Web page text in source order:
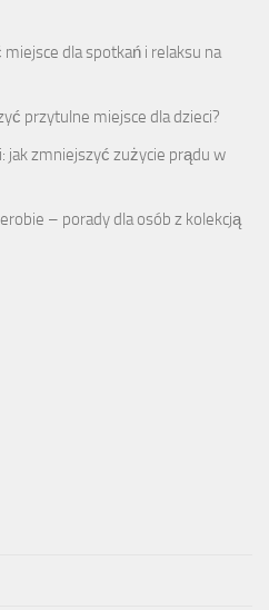
dla spotkań i relaksu na
przytulne miejsce dla dzieci?
jak zmniejszyć zużycie prądu w
– porady dla osób z kolekcją